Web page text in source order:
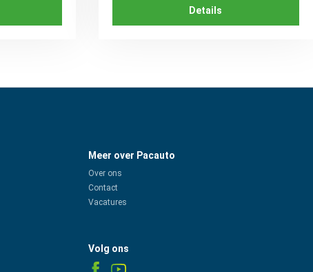
Details
Meer over Pacauto
Over ons
Contact
Vacatures
Volg ons